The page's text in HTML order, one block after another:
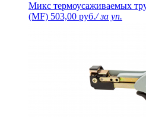
Микс термоусаживаемых
(MF) 503,00 руб./ за уп.